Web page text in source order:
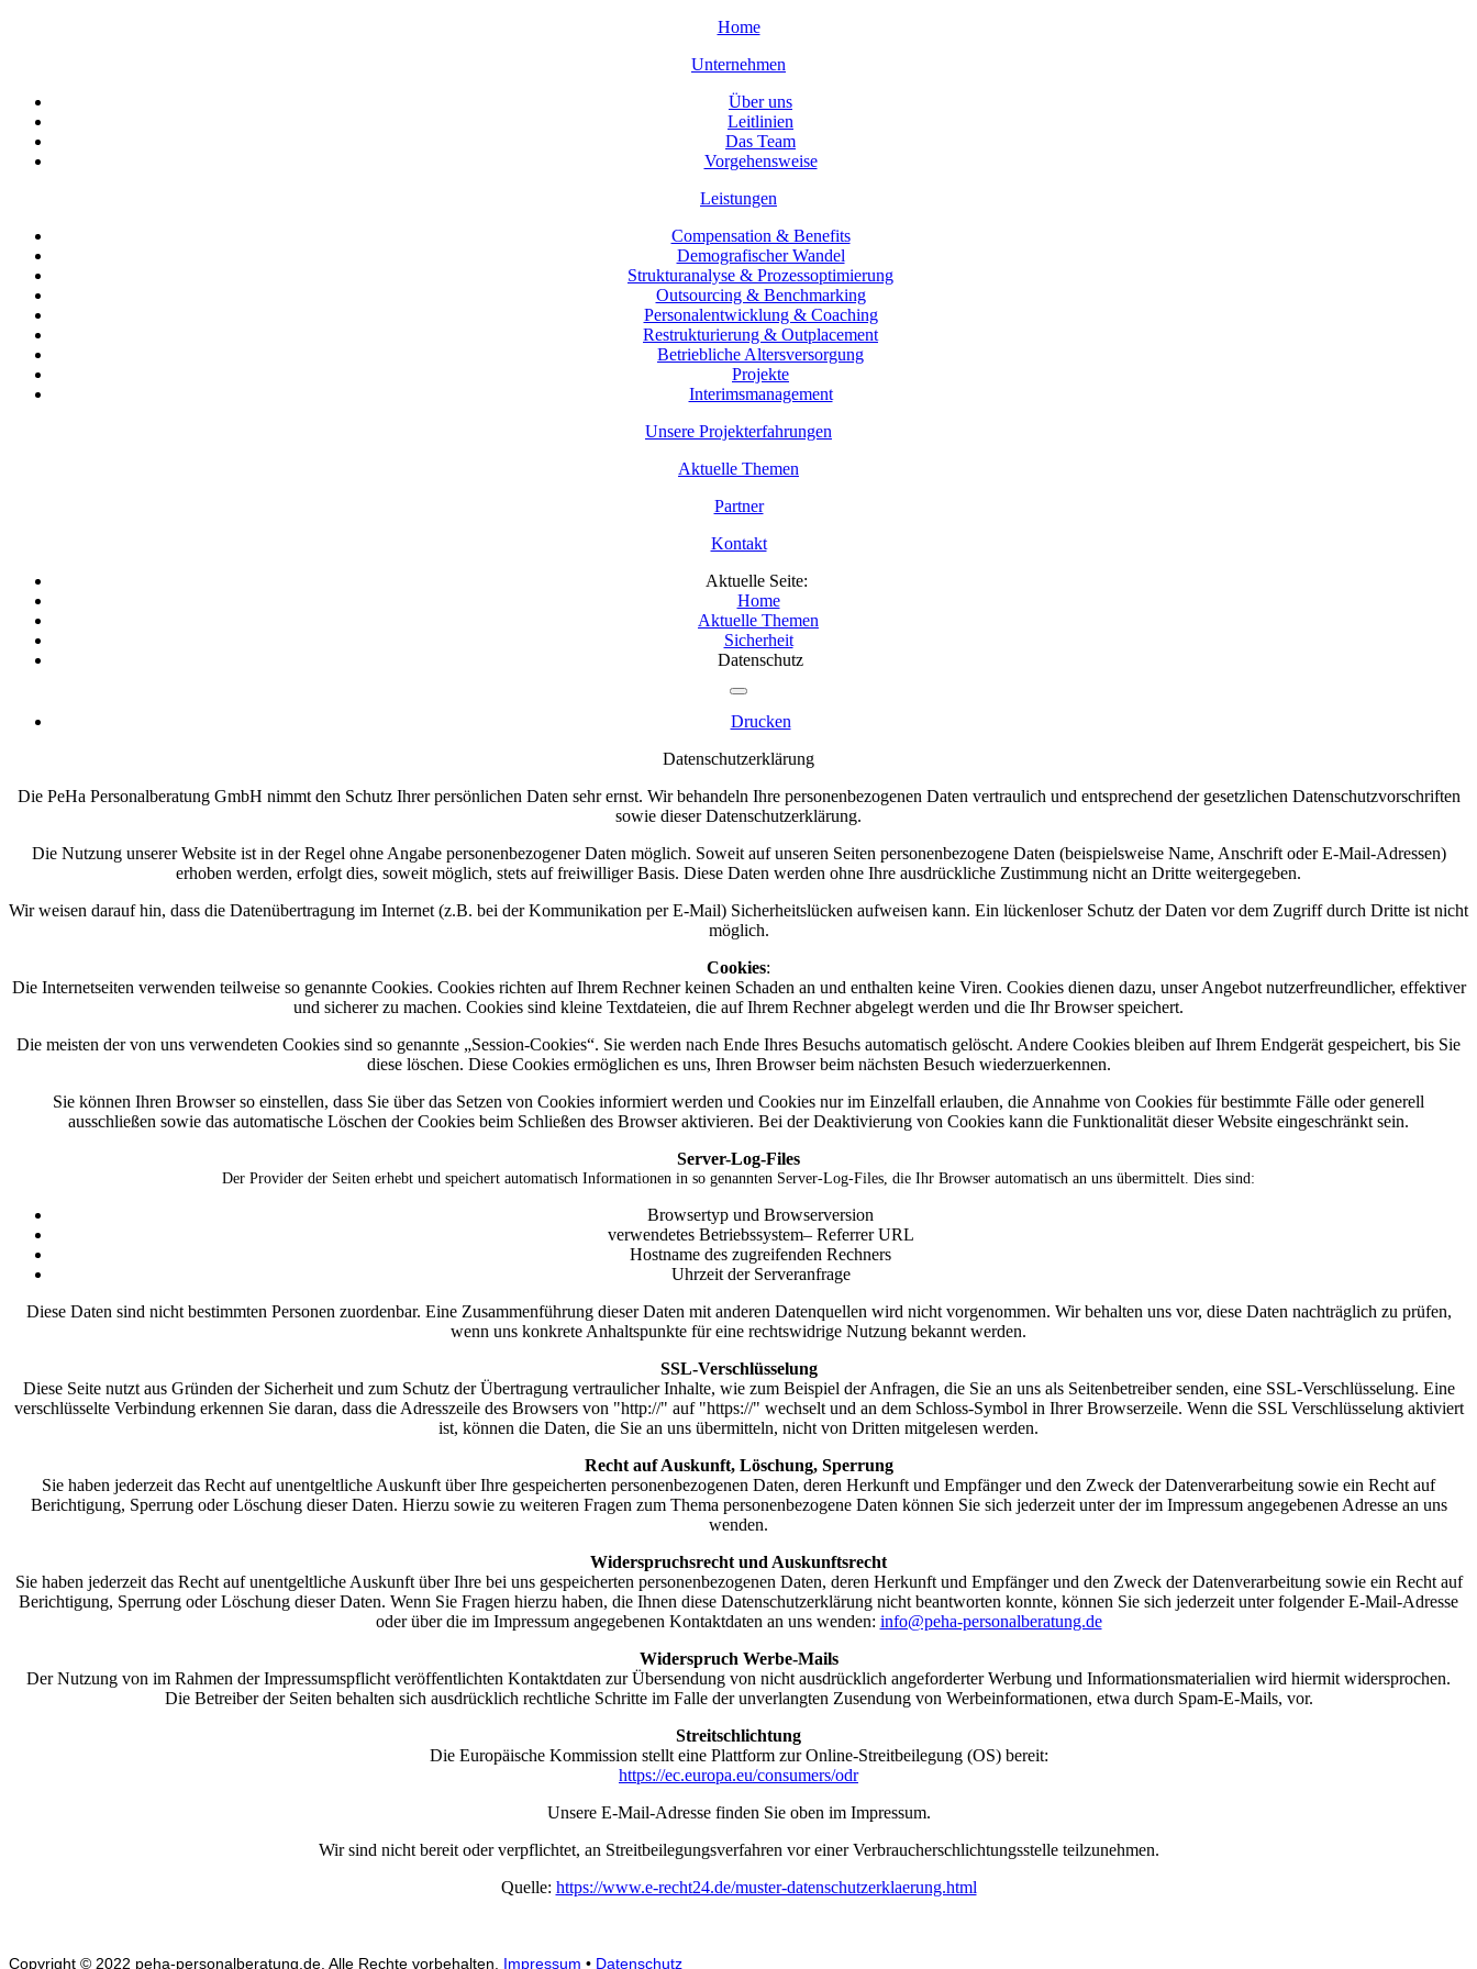
Home
Unternehmen
Über uns
Leitlinien
Das Team
Vorgehensweise
Leistungen
Compensation & Benefits
Demografischer Wandel
Strukturanalyse & Prozessoptimierung
Outsourcing & Benchmarking
Personalentwicklung & Coaching
Restrukturierung & Outplacement
Betriebliche Altersversorgung
Projekte
Interimsmanagement
Unsere Projekterfahrungen
Aktuelle Themen
Partner
Kontakt
Aktuelle Seite:
Home
Aktuelle Themen
Sicherheit
Datenschutz
Drucken
Datenschutzerklärung
Die PeHa Personalberatung GmbH nimmt den Schutz Ihrer persönlichen Daten sehr ernst. Wir behandeln Ihre personenbezogenen Daten vertraulich und entsprechend der gesetzlichen Datenschutzvorschriften
sowie dieser Datenschutzerklärung.
Die Nutzung unserer Website ist in der Regel ohne Angabe personenbezogener Daten möglich. Soweit auf unseren Seiten personenbezogene Daten (beispielsweise Name, Anschrift oder E-Mail-Adressen)
erhoben werden, erfolgt dies, soweit möglich, stets auf freiwilliger Basis. Diese Daten werden ohne Ihre ausdrückliche Zustimmung nicht an Dritte weitergegeben.
Wir weisen darauf hin, dass die Datenübertragung im Internet (z.B. bei der Kommunikation per E-Mail) Sicherheitslücken aufweisen kann. Ein lückenloser Schutz der Daten vor dem Zugriff durch Dritte ist nicht
möglich.
Cookies:
Die Internetseiten verwenden teilweise so genannte Cookies. Cookies richten auf Ihrem Rechner keinen Schaden an und enthalten keine Viren. Cookies dienen dazu, unser Angebot nutzerfreundlicher, effektiver
und sicherer zu machen. Cookies sind kleine Textdateien, die auf Ihrem Rechner abgelegt werden und die Ihr Browser speichert.
Die meisten der von uns verwendeten Cookies sind so genannte „Session-Cookies“. Sie werden nach Ende Ihres Besuchs automatisch gelöscht. Andere Cookies bleiben auf Ihrem Endgerät gespeichert, bis Sie
diese löschen. Diese Cookies ermöglichen es uns, Ihren Browser beim nächsten Besuch wiederzuerkennen.
Sie können Ihren Browser so einstellen, dass Sie über das Setzen von Cookies informiert werden und Cookies nur im Einzelfall erlauben, die Annahme von Cookies für bestimmte Fälle oder generell
ausschließen sowie das automatische Löschen der Cookies beim Schließen des Browser aktivieren. Bei der Deaktivierung von Cookies kann die Funktionalität dieser Website eingeschränkt sein.
Server-Log-Files
Der Provider der Seiten erhebt und speichert automatisch Informationen in so genannten Server-Log-Files, die Ihr Browser automatisch an uns übermittelt. Dies sind:
Browsertyp und Browserversion
verwendetes Betriebssystem– Referrer URL
Hostname des zugreifenden Rechners
Uhrzeit der Serveranfrage
Diese Daten sind nicht bestimmten Personen zuordenbar. Eine Zusammenführung dieser Daten mit anderen Datenquellen wird nicht vorgenommen. Wir behalten uns vor, diese Daten nachträglich zu prüfen,
wenn uns konkrete Anhaltspunkte für eine rechtswidrige Nutzung bekannt werden.
SSL-Verschlüsselung
Diese Seite nutzt aus Gründen der Sicherheit und zum Schutz der Übertragung vertraulicher Inhalte, wie zum Beispiel der Anfragen, die Sie an uns als Seitenbetreiber senden, eine SSL-Verschlüsselung. Eine
verschlüsselte Verbindung erkennen Sie daran, dass die Adresszeile des Browsers von "http://" auf "https://" wechselt und an dem Schloss-Symbol in Ihrer Browserzeile. Wenn die SSL Verschlüsselung aktiviert
ist, können die Daten, die Sie an uns übermitteln, nicht von Dritten mitgelesen werden.
Recht auf Auskunft, Löschung, Sperrung
Sie haben jederzeit das Recht auf unentgeltliche Auskunft über Ihre gespeicherten personenbezogenen Daten, deren Herkunft und Empfänger und den Zweck der Datenverarbeitung sowie ein Recht auf
Berichtigung, Sperrung oder Löschung dieser Daten. Hierzu sowie zu weiteren Fragen zum Thema personenbezogene Daten können Sie sich jederzeit unter der im Impressum angegebenen Adresse an uns
wenden.
Widerspruchsrecht und Auskunftsrecht
Sie haben jederzeit das Recht auf unentgeltliche Auskunft über Ihre bei uns gespeicherten personenbezogenen Daten, deren Herkunft und Empfänger und den Zweck der Datenverarbeitung sowie ein Recht auf
Berichtigung, Sperrung oder Löschung dieser Daten. Wenn Sie Fragen hierzu haben, die Ihnen diese Datenschutzerklärung nicht beantworten konnte, können Sie sich jederzeit unter folgender E-Mail-Adresse
oder über die im Impressum angegebenen Kontaktdaten an uns wenden: info@peha-personalberatung.de
Widerspruch Werbe-Mails
Der Nutzung von im Rahmen der Impressumspflicht veröffentlichten Kontaktdaten zur Übersendung von nicht ausdrücklich angeforderter Werbung und Informationsmaterialien wird hiermit widersprochen.
Die Betreiber der Seiten behalten sich ausdrücklich rechtliche Schritte im Falle der unverlangten Zusendung von Werbeinformationen, etwa durch Spam-E-Mails, vor.
Streitschlichtung
Die Europäische Kommission stellt eine Plattform zur Online-Streitbeilegung (OS) bereit:
https://ec.europa.eu/consumers/odr
Unsere E-Mail-Adresse finden Sie oben im Impressum.
Wir sind nicht bereit oder verpflichtet, an Streitbeilegungsverfahren vor einer Verbraucherschlichtungsstelle teilzunehmen.
Quelle: https://www.e-recht24.de/muster-datenschutzerklaerung.html
Copyright © 2022 peha-personalberatung.de. Alle Rechte vorbehalten. Impressum • Datenschutz